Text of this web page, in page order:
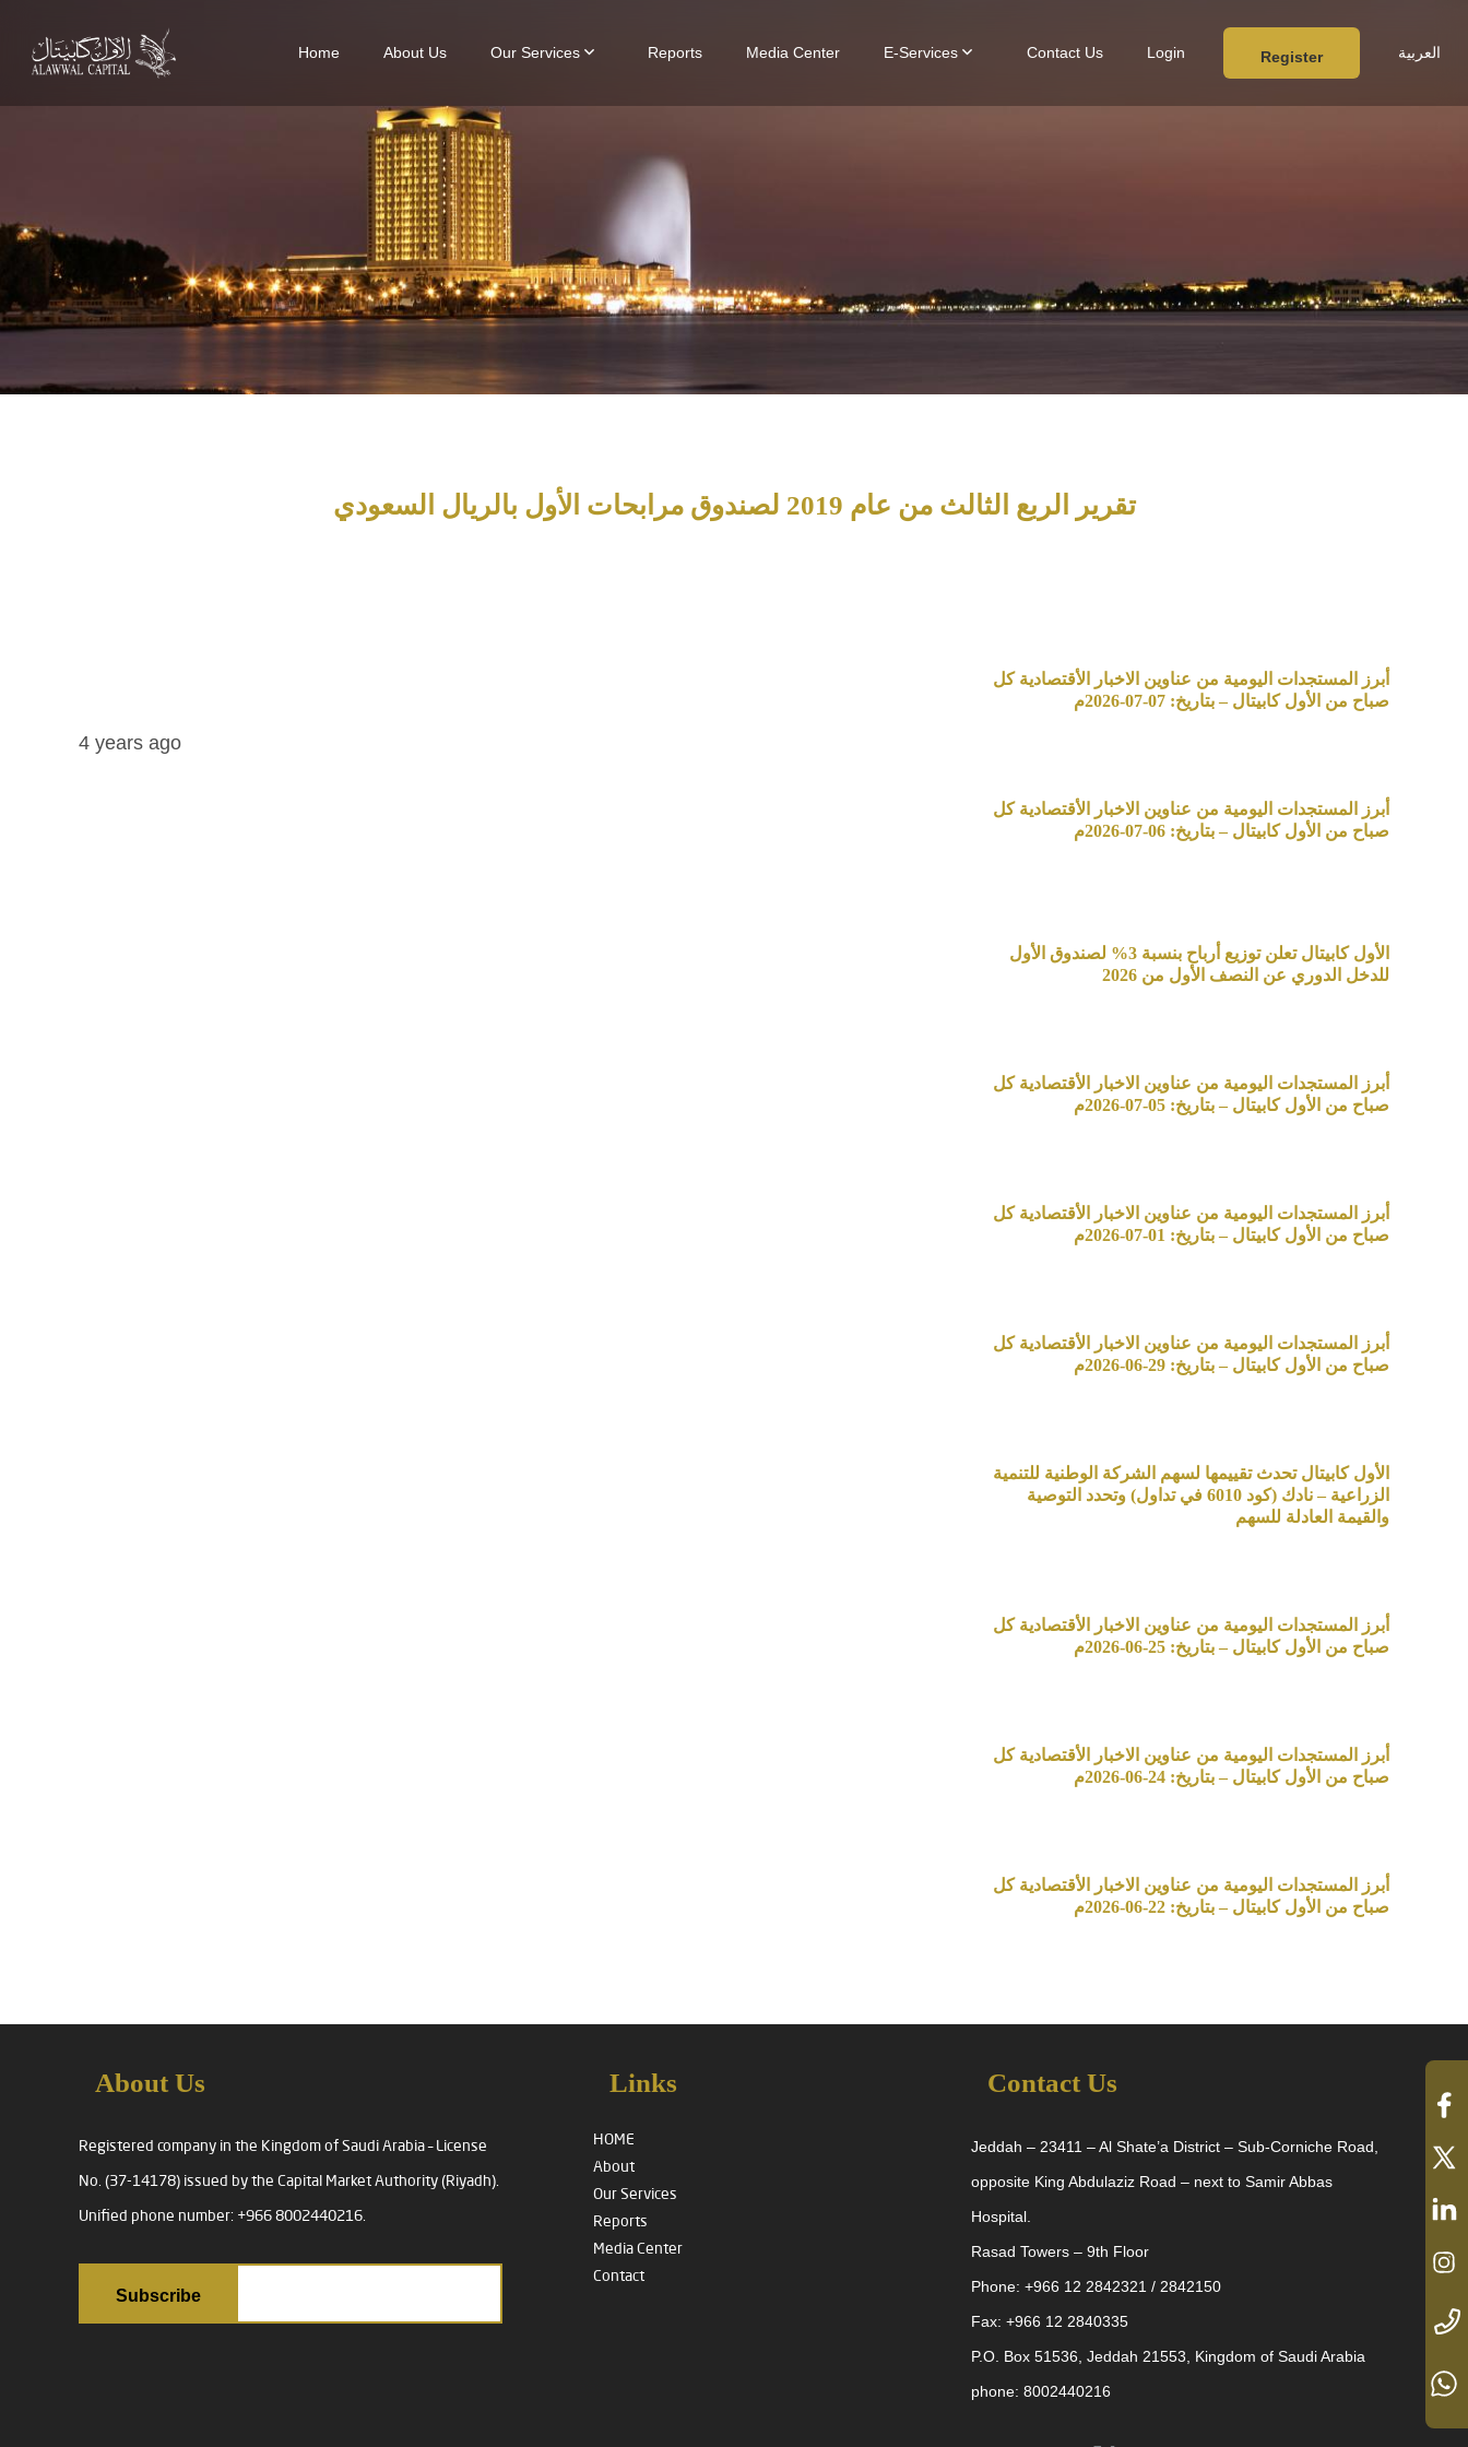
Home About Us Our Services Reports Media Center E-Services Contact Us Login Register العربية
تقرير الربع الثالث من عام 2019 لصندوق مرابحات الأول بالريال السعودي
4 years ago
أبرز المستجدات اليومية من عناوين الاخبار الأقتصادية كل
صباح من الأول كابيتال – بتاريخ: 07-07-2026م
أبرز المستجدات اليومية من عناوين الاخبار الأقتصادية كل
صباح من الأول كابيتال – بتاريخ: 06-07-2026م
الأول كابيتال تعلن توزيع أرباح بنسبة 3% لصندوق الأول
للدخل الدوري عن النصف الأول من 2026
أبرز المستجدات اليومية من عناوين الاخبار الأقتصادية كل
صباح من الأول كابيتال – بتاريخ: 05-07-2026م
أبرز المستجدات اليومية من عناوين الاخبار الأقتصادية كل
صباح من الأول كابيتال – بتاريخ: 01-07-2026م
أبرز المستجدات اليومية من عناوين الاخبار الأقتصادية كل
صباح من الأول كابيتال – بتاريخ: 29-06-2026م
الأول كابيتال تحدث تقييمها لسهم الشركة الوطنية للتنمية
الزراعية – نادك (كود 6010 في تداول) وتحدد التوصية
والقيمة العادلة للسهم
أبرز المستجدات اليومية من عناوين الاخبار الأقتصادية كل
صباح من الأول كابيتال – بتاريخ: 25-06-2026م
أبرز المستجدات اليومية من عناوين الاخبار الأقتصادية كل
صباح من الأول كابيتال – بتاريخ: 24-06-2026م
أبرز المستجدات اليومية من عناوين الاخبار الأقتصادية كل
صباح من الأول كابيتال – بتاريخ: 22-06-2026م
About Us
Registered company in the Kingdom of Saudi Arabia – License
No. (37-14178) issued by the Capital Market Authority (Riyadh).
Unified phone number: +966 8002440216.
Links
HOME
About
Our Services
Reports
Media Center
Contact
Contact Us
Jeddah – 23411 – Al Shate’a District – Sub-Corniche Road,
opposite King Abdulaziz Road – next to Samir Abbas
Hospital.
Rasad Towers – 9th Floor
Phone: +966 12 2842321 / 2842150
Fax: +966 12 2840335
P.O. Box 51536, Jeddah 21553, Kingdom of Saudi Arabia
phone: 8002440216